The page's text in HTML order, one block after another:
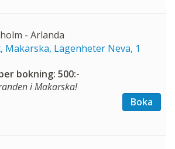
- Arlanda
Makarska, Lägenheter Neva, 1
bokning: 500:-
i Makarska!
Boka